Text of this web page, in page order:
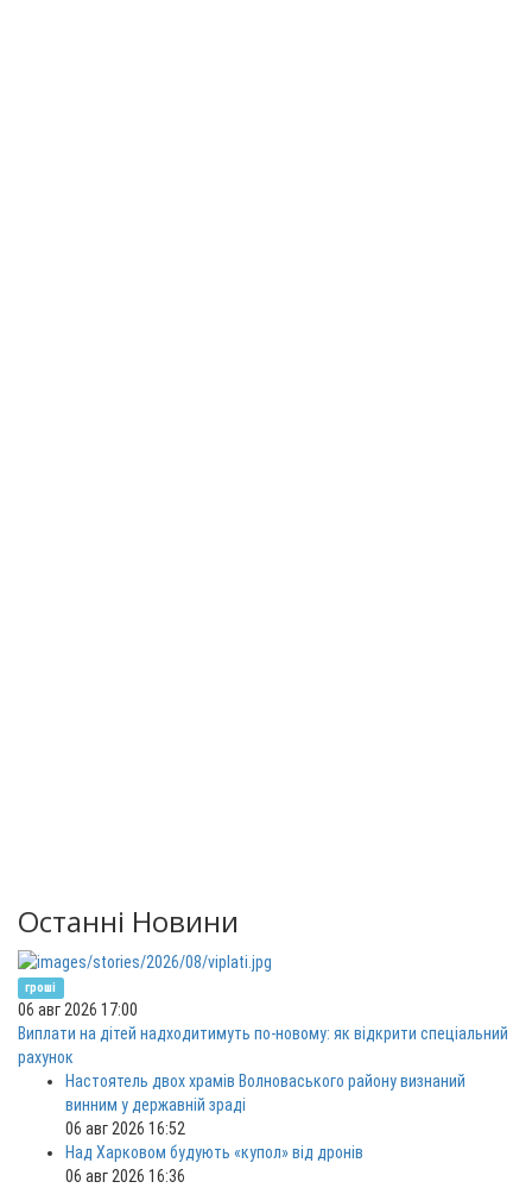
Останні Новини
гроші
06 авг 2026 17:00
Виплати на дітей надходитимуть по-новому: як відкрити спеціальний
рахунок
Настоятель двох храмів Волноваського району визнаний
винним у державній зраді
06 авг 2026 16:52
Над Харковом будують «купол» від дронів
06 авг 2026 16:36